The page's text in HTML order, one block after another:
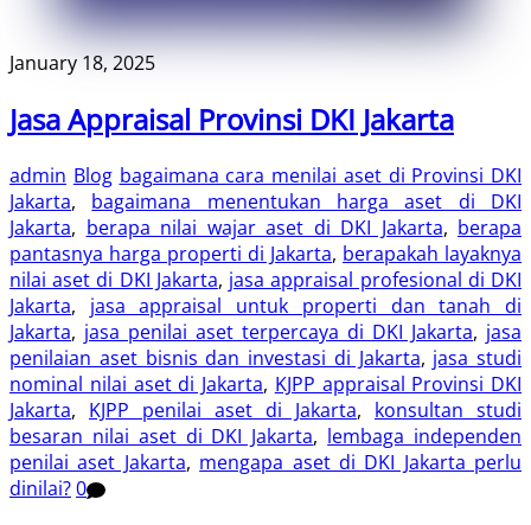
January 18, 2025
Jasa Appraisal Provinsi DKI Jakarta
admin Blog bagaimana cara menilai aset di Provinsi DKI
Jakarta, bagaimana menentukan harga aset di DKI
Jakarta, berapa nilai wajar aset di DKI Jakarta, berapa
pantasnya harga properti di Jakarta, berapakah layaknya
nilai aset di DKI Jakarta, jasa appraisal profesional di DKI
Jakarta, jasa appraisal untuk properti dan tanah di
Jakarta, jasa penilai aset terpercaya di DKI Jakarta, jasa
penilaian aset bisnis dan investasi di Jakarta, jasa studi
nominal nilai aset di Jakarta, KJPP appraisal Provinsi DKI
Jakarta, KJPP penilai aset di Jakarta, konsultan studi
besaran nilai aset di DKI Jakarta, lembaga independen
penilai aset Jakarta, mengapa aset di DKI Jakarta perlu
dinilai?0